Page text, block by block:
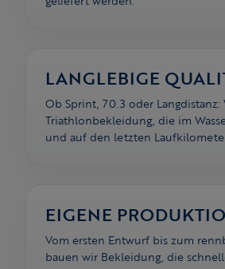
LANGLEBIGE
Ob Sprint, 70.3 oder Langdistanz:
Triathlonbekleidung, die im
und auf den letzten
EIGENE
Vom ersten Entwurf bis zum
bauen wir Bekleidung, die